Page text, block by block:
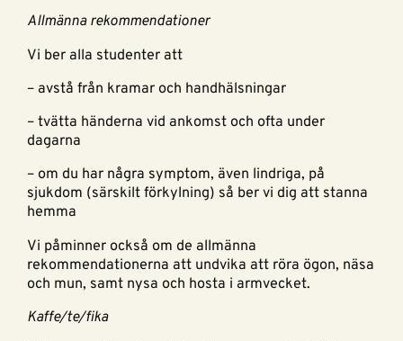
Allmänna rekommendationer
Vi ber alla studenter att
– avstå från kramar och handhälsningar
– tvätta händerna vid ankomst och ofta under
dagarna
– om du har några symptom, även lindriga, på
sjukdom (särskilt förkylning) så ber vi dig att stanna
hemma
Vi påminner också om de allmänna
rekommendationerna att undvika att röra ögon, näsa
och mun, samt nysa och hosta i armvecket.
Kaffe/te/fika